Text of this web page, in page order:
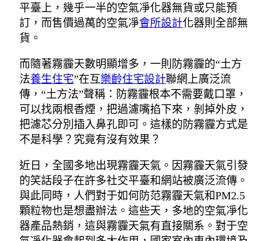
平臺上，幾乎一半的空氣凈化器無貨或只能預
訂，而售價過萬的空氣凈會所設計化器則全部無
貨。
而隨著霧霾天數明顯增多，一則防霧霾的“土方
法養生住宅”在互樂齡住宅設計聯網上廣泛流
傳，“土方法”聲稱：防霧霾根本不需要戴口罩，
可以找兩根香煙，把過濾嘴掐下來，剝掉外皮，
把濾芯分別插入鼻孔即可。這樣的防霧霾方式是
不是科學？究竟有沒有效果？
近日，全國多地出現霧霾天氣。因霧霾天氣引發
的笑話段子在許多社交平臺和網站被廣泛流傳。
與此同時，人們對于如何防范霧霾天氣和PM2.5
顆粒物也是想盡辦法。這些天，多地的空氣凈化
器產品熱銷，這與霧霾天氣有直接關系。對于空